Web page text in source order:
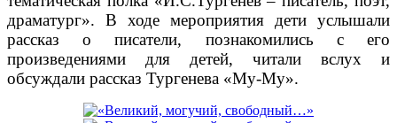
драматург». В ходе мероприятия дети услышали
рассказ о писатели, познакомились с его
произведениями для детей, читали вслух и
обсуждали рассказ Тургенева «Му-Му».